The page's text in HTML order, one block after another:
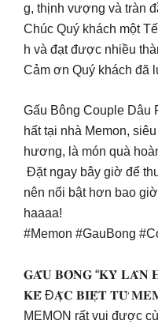
g, thịnh vượng và tràn
Chúc Quý khách một
h và đạt được nhiều
Cảm ơn Quý khách đã
Gấu Bông Couple Dâu
hất tại nhà Memon,
hương, là món quà
Đặt ngay bây giờ để
nên nổi bật hơn bao
haaaa!
#Memon #GauBong
𝐆𝐀̂́𝐔 𝐁𝐎̂𝐍𝐆 “𝐊𝐘̀ 𝐋𝐀̂𝐍
𝐊𝐄̂́ Đ𝐀̣̆𝐂 𝐁𝐈𝐄̣̂𝐓 𝐓𝐔̛̀
MEMON rất vui được